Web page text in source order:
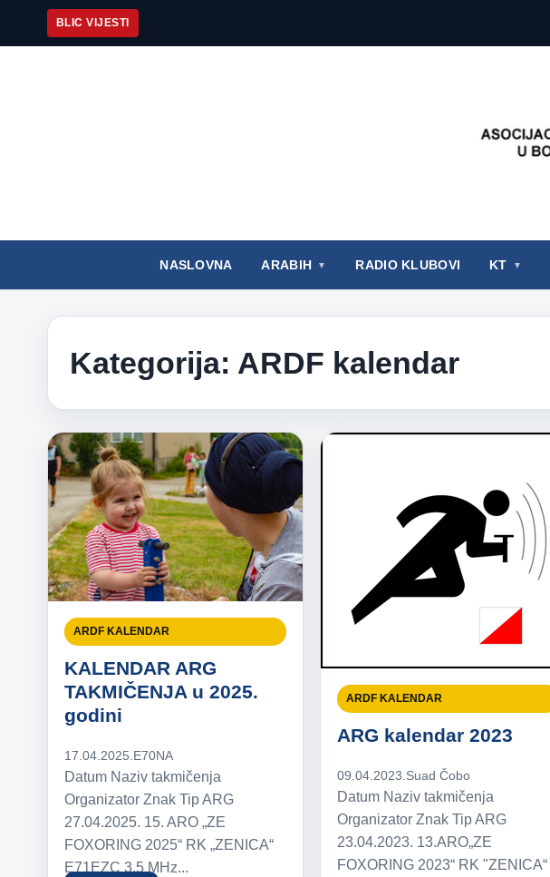
BLIC VIJESTI
NASLOVNA ARABIH RADIO KLUBOVI KT
Kategorija: ARDF kalendar
ARDF KALENDAR
KALENDAR ARG
TAKMIČENJA u 2025.
godini
17.04.2025. E70NA
Datum Naziv takmičenja
Organizator Znak Tip ARG
27.04.2025. 15. ARO „ZE
FOXORING 2025“ RK „ZENICA“
E71EZC 3,5 MHz...
ARDF KALENDAR
ARG kalendar 2023
09.04.2023. Suad Čobo
Datum Naziv takmičenja
Organizator Znak Tip ARG
23.04.2023. 13.ARO„ZE
FOXORING 2023“ RK "ZENICA“